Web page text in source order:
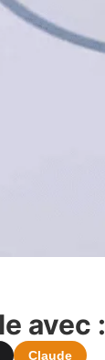
avec :
Claude